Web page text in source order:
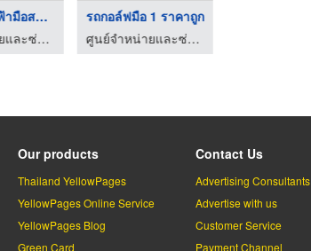
รถกอล์ฟไฟฟ้ามือสอง ร ...
ศูนย์จำหน่ายและซ่อมรถกอล์ฟราคาถูก
รถกอล์ฟมือ 1 ราคาถูก
ศูนย์จำหน่ายและซ่อมรถกอล์ฟราคาถูก
Our products
Thailand YellowPages
YellowPages Online Service
YellowPages Blog
Green Card
Contact Us
Advertising Consultants
Advertise with us
Customer Service
Payment Channel